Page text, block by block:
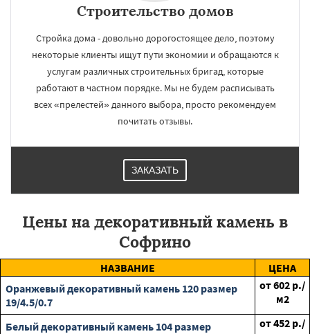
Строительство домов
Стройка дома - довольно дорогостоящее дело, поэтому
некоторые клиенты ищут пути экономии и обращаются к
услугам различных строительных бригад, которые
работают в частном порядке. Мы не будем расписывать
всех «прелестей» данного выбора, просто рекомендуем
почитать отзывы.
ЗАКАЗАТЬ
Цены на декоративный камень в
Софрино
НАЗВАНИЕ
ЦЕНА
Оранжевый декоративный камень 120 размер
19/4.5/0.7
от602 р./
м2
Белый декоративный камень 104 размер
от452 р./